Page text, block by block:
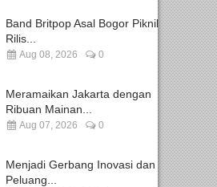
Band Britpop Asal Bogor Piknik
Rilis...
Aug 08, 2026 0
Meramaikan Jakarta dengan
Ribuan Mainan...
Aug 07, 2026 0
Menjadi Gerbang Inovasi dan
Peluang...